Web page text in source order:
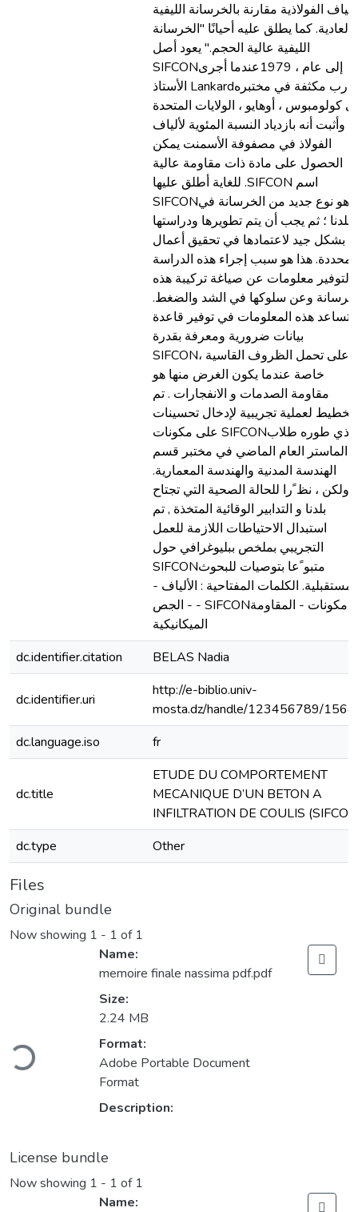
الفولاذية مقارنة بالخرسانة الليفية
العادية. كما يطلق عليه أحيانًا "الخرسانة
الليفية عالية الحجم." يعود أصل
SIFCONإلى عام ، 1979عندما أجرى
الأستاذ Lankardتجارب مكثفة في مختبره
كولومبوس ، أوهايو ، الولايات المتحدة
وأثبت أنه بازدياد النسبة المئوية لألياف
الفولاذ في مصفوفة الأسمنت يمكن
الحصول على مادة ذات مقاومة عالية
للغاية أطلق عليها .SIFCON اسم
SIFCONهو نوع جديد من الخرسانة في
بلدنا ؛ ثم يجب أن يتم تطويرها ودراستها
بشكل جيد لاعتمادها في تحقيق أعمال
محددة. هذا هو سبب إجراء هذه الدراسة
لتوفير معلومات عن صياغة تركيبة هذه
وعن سلوكها في الشد والضغط.
تساعد هذه المعلومات في توفير قاعدة
بيانات ضرورية ومعرفة بقدرة
SIFCONعلى تحمل الظروف القاسية ،
خاصة عندما يكون الغرض منها هو
مقاومة الصدمات و الانفجارات . تم
لعملية تجريبية لإدخال تحسينات
على مكونات SIFCONالذي طوره طلاب
الماستر العام الماضي في مختبر قسم
الهندسة المدنية والهندسة المعمارية.
ولكن ، نظ ًرا للحالة الصحية التي تجتاح
بلدنا و التدابير الوقائية المتخذة , تم
استبدال الاحتياطات اللازمة للعمل
التجريبي بملخص ببليوغرافي حول
SIFCONمتبو ًعا بتوصيات للبحوث
الكلمات المفتاحية : الألياف -
الجص - - SIFCONمكونات - المقاومة
الميكانيكية
dc.identifier.citation
BELAS Nadia
dc.identifier.uri
http://e-biblio.univ-
mosta.dz/handle/123456789/
dc.language.iso
fr
dc.title
ETUDE DU COMPORTEMENT
MECANIQUE D’UN BETON A
INFILTRATION DE COULIS
dc.type
Other
Files
Original bundle
Now showing 1 - 1 of 1
Loading...
Name:
memoire finale nassima pdf.pdf
Size:
2.24 MB
Format:
Adobe Portable Document
Format
Description:
License bundle
Now showing 1 - 1 of 1
Name: